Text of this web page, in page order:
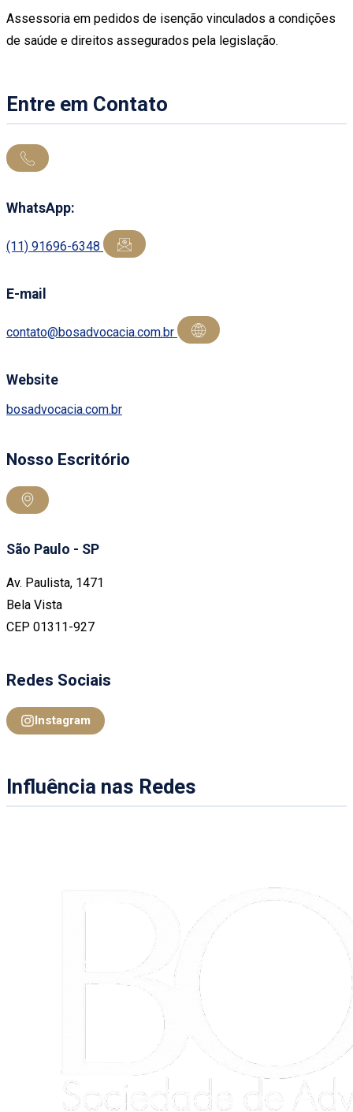
Assessoria em pedidos de isenção vinculados a condições
de saúde e direitos assegurados pela legislação.
Entre em Contato
WhatsApp:
(11) 91696-6348
E-mail
contato@bosadvocacia.com.br
Website
bosadvocacia.com.br
Nosso Escritório
São Paulo - SP
Av. Paulista, 1471
Bela Vista
CEP 01311-927
Redes Sociais
Instagram
Influência nas Redes